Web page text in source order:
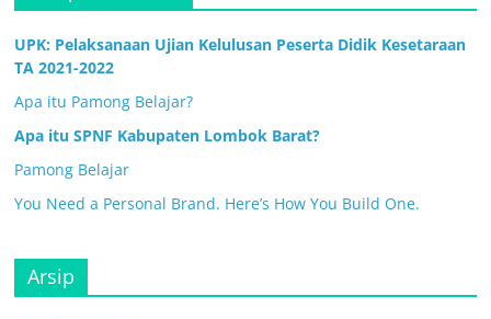
UPK: Pelaksanaan Ujian Kelulusan Peserta Didik Kesetaraan
TA 2021-2022
Apa itu Pamong Belajar?
Apa itu SPNF Kabupaten Lombok Barat?
Pamong Belajar
You Need a Personal Brand. Here’s How You Build One.
Arsip